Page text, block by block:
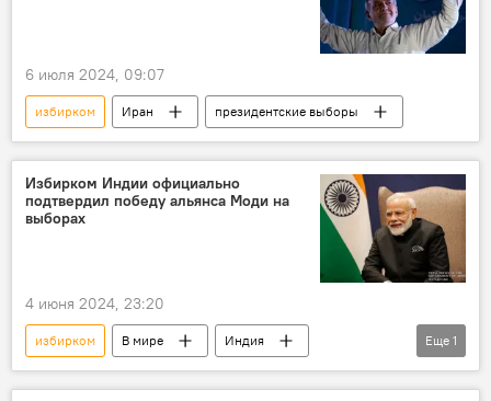
6 июля 2024, 09:07
избирком Иран президентские выборы
Избирком Индии официально
подтвердил победу альянса Моди на
выборах
4 июня 2024, 23:20
избирком В мире
Индия
альянс
выборы
Еще 1